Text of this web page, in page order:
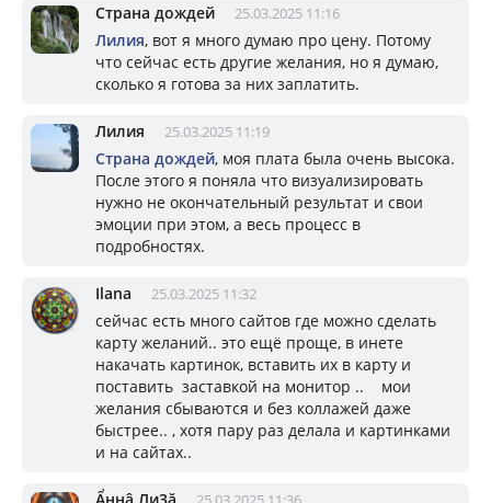
Страна дождей 25.03.2025 11:16
Лилия, вот я много думаю про цену. Потому
что сейчас есть другие желания, но я думаю,
сколько я готова за них заплатить.
Лилия 25.03.2025 11:19
Страна дождей, моя плата была очень высока.
После этого я поняла что визуализировать
нужно не окончательный результат и свои
эмоции при этом, а весь процесс в
подробностях.
Ilana 25.03.2025 11:32
сейчас есть много сайтов где можно сделать
карту желаний.. это ещё проще, в инете
накачать картинок, вставить их в карту и
поставить заставкой на монитор .. мои
желания сбываются и без коллажей даже
быстрее.. , хотя пару раз делала и картинками
и на сайтах..